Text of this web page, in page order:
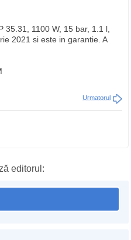
35.31, 1100 W, 15 bar, 1.1 l,
2021 si este in garantie. A
Urmatorul
editorul: